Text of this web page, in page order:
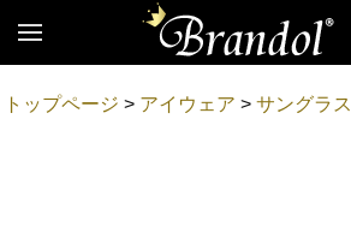
トップページ > アイウェア >サングラス